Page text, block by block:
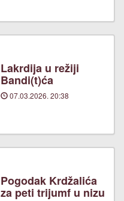
Lakrdija u režiji
Bandi(t)ća
07.03.2026. 20:38
Pogodak Krdžalića
za peti trijumf u nizu